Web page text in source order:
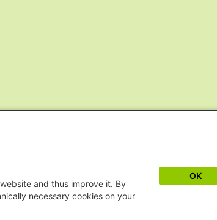
and thus improve it. By
necessary cookies on your
OK